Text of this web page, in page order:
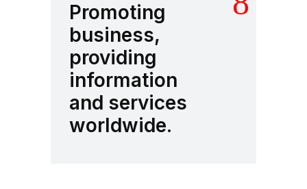
Promoting
business,
providing
information
and services
worldwide.